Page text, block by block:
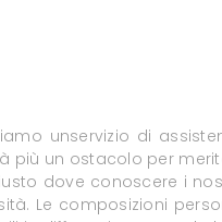
unservizio di
più un ostacolo per
dove conoscere i
Le composizioni